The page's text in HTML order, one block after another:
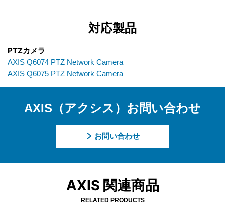
対応製品
PTZカメラ
AXIS Q6074 PTZ Network Camera
AXIS Q6075 PTZ Network Camera
AXIS（アクシス）お問い合わせ
お問い合わせ
AXIS 関連商品
RELATED PRODUCTS